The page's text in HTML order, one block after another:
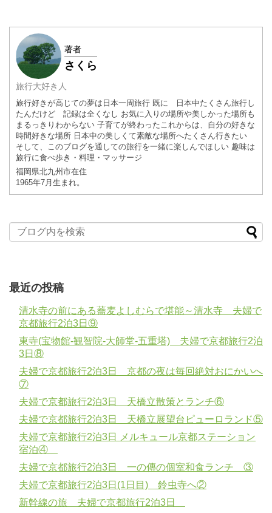
著者
さくら
旅行大好き人
旅行好きが高じての夢は日本一周旅行 既に 日本中たくさん旅行し
たんだけど 記録は全くなし お気に入りの場所や美しかった場所も
まるっきりわからない 子育てが終わったこれからは、自分の好きな
時間好きな場所 日本中の美しくて素敵な場所へたくさん行きたい
そして、このブログを通しての旅行を一緒に楽しんでほしい 趣味は
旅行に食べ歩き・料理・マッサージ
福岡県北九州市在住
1965年7月 生まれ。
最近の投稿
清水寺の前にある蕎麦よしむらで堪能～清水寺 夫婦で
京都旅行2泊3日⑨
東寺(宝物館-観智院-大師堂-五重塔) 夫婦で京都旅行2泊
3日⑧
夫婦で京都旅行2泊3日 京都の夜は毎回絶対おにかいへ
⑦
夫婦で京都旅行2泊3日 天橋立散策とランチ⑥
夫婦で京都旅行2泊3日 天橋立展望台ピューロランド⑤
夫婦で京都旅行2泊3日 メルキュール京都ステーション
宿泊④
夫婦で京都旅行2泊3日 一の傳の個室和食ランチ ③
夫婦で京都旅行2泊3日(1日目) 鈴虫寺へ②
新幹線の旅 夫婦で京都旅行2泊3日